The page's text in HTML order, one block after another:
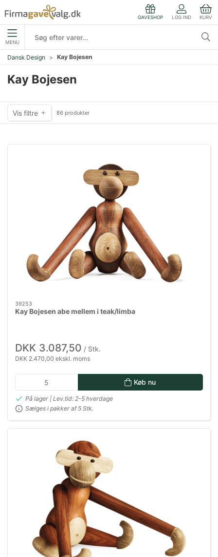
GAVESHOP LOG IND KURV
MENU
Dansk Design Kay Bojesen
Kay Bojesen
Vis filtre 86 produkter
39253
Kay Bojesen abe mellem i teak/limba
DKK 3.087,50 / Stk.
DKK 2.470,00 ekskl. moms
Køb nu
På lager | Lev.tid: 2-5 hverdage
Sælges i pakker af 5 Stk.